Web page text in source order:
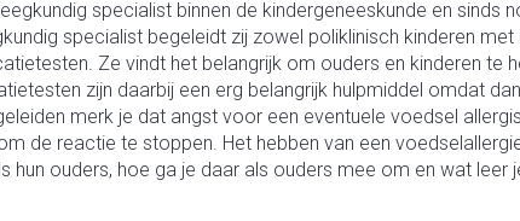
specialist binnen de kindergeneeskunde en sinds
specialist begeleidt zij zowel poliklinisch kinderen
Ze vindt het belangrijk om ouders en kinderen te
zijn daarbij een erg belangrijk hulpmiddel omdat
merk je dat angst voor een eventuele voedsel
de reactie te stoppen. Het hebben van een
hun ouders, hoe ga je daar als ouders mee om en wat leer